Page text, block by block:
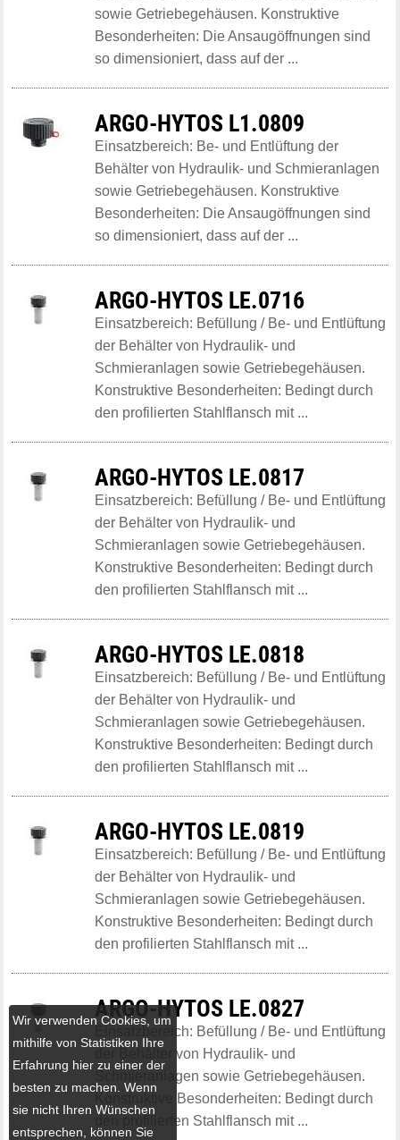
sowie Getriebegehäusen. Konstruktive
Besonderheiten: Die Ansaugöffnungen sind
so dimensioniert, dass auf der ...
ARGO-HYTOS L1.0809
Einsatzbereich: Be- und Entlüftung der
Behälter von Hydraulik- und Schmieranlagen
sowie Getriebegehäusen. Konstruktive
Besonderheiten: Die Ansaugöffnungen sind
so dimensioniert, dass auf der ...
ARGO-HYTOS LE.0716
Einsatzbereich: Befüllung / Be- und Entlüftung
der Behälter von Hydraulik- und
Schmieranlagen sowie Getriebegehäusen.
Konstruktive Besonderheiten: Bedingt durch
den profilierten Stahlflansch mit ...
ARGO-HYTOS LE.0817
Einsatzbereich: Befüllung / Be- und Entlüftung
der Behälter von Hydraulik- und
Schmieranlagen sowie Getriebegehäusen.
Konstruktive Besonderheiten: Bedingt durch
den profilierten Stahlflansch mit ...
ARGO-HYTOS LE.0818
Einsatzbereich: Befüllung / Be- und Entlüftung
der Behälter von Hydraulik- und
Schmieranlagen sowie Getriebegehäusen.
Konstruktive Besonderheiten: Bedingt durch
den profilierten Stahlflansch mit ...
ARGO-HYTOS LE.0819
Einsatzbereich: Befüllung / Be- und Entlüftung
der Behälter von Hydraulik- und
Schmieranlagen sowie Getriebegehäusen.
Konstruktive Besonderheiten: Bedingt durch
den profilierten Stahlflansch mit ...
ARGO-HYTOS LE.0827
Einsatzbereich: Befüllung / Be- und Entlüftung
der Behälter von Hydraulik- und
Schmieranlagen sowie Getriebegehäusen.
Konstruktive Besonderheiten: Bedingt durch
den profilierten Stahlflansch mit ...
Wir verwenden Cookies, um
mithilfe von Statistiken Ihre
Erfahrung hier zu einer der
besten zu machen. Wenn
sie nicht Ihren Wünschen
entsprechen, können Sie